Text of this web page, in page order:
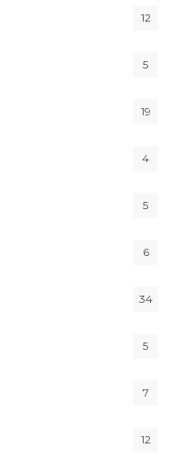
12
5
19
4
5
6
34
5
7
12